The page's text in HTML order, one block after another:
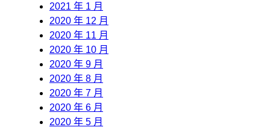
2021 年 1 月
2020 年 12 月
2020 年 11 月
2020 年 10 月
2020 年 9 月
2020 年 8 月
2020 年 7 月
2020 年 6 月
2020 年 5 月